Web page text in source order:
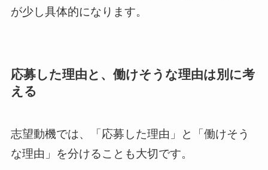
が少し具体的になります。
応募した理由と、働けそうな理由は別に考
える
志望動機では、「応募した理由」と「働けそう
な理由」を分けることも大切です。